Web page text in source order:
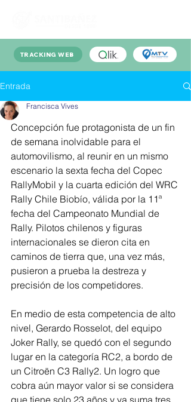
TRACKING WEB
Entrada
Francisca Vives
Concepción fue protagonista de un fin
de semana inolvidable para el
automovilismo, al reunir en un mismo
escenario la sexta fecha del Copec
RallyMobil y la cuarta edición del WRC
Rally Chile Biobío, válida por la 11ª
fecha del Campeonato Mundial de
Rally. Pilotos chilenos y figuras
internacionales se dieron cita en
caminos de tierra que, una vez más,
pusieron a prueba la destreza y
precisión de los competidores.
En medio de esta competencia de alto
nivel, Gerardo Rosselot, del equipo
Joker Rally, se quedó con el segundo
lugar en la categoría RC2, a bordo de
un Citroën C3 Rally2. Un logro que
cobra aún mayor valor si se considera
que tiene solo 23 años y ya suma tres